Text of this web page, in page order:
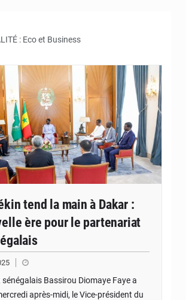
: Eco et Business
tend la main à Dakar :
ère pour le partenariat
sénégalais Bassirou Diomaye Faye a
après-midi, le Vice-président du